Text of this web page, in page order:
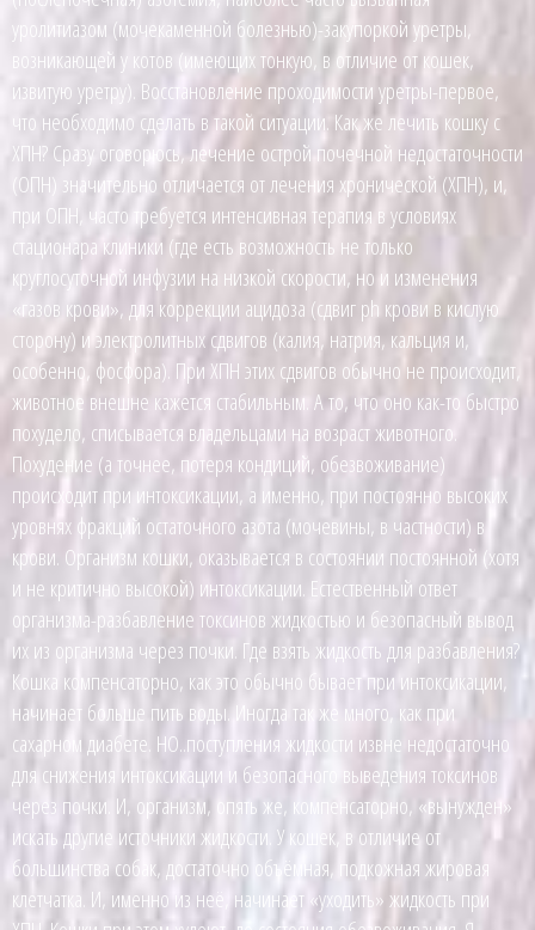
уролитиазом (мочекаменной болезнью)-закупоркой уретры,
возникающей у котов (имеющих тонкую, в отличие от кошек,
извитую уретру). Восстановление проходимости уретры-первое,
что необходимо сделать в такой ситуации. Как же лечить кошку с
ХПН? Сразу оговорюсь, лечение острой почечной недостаточности
(ОПН) значительно отличается от лечения хронической (ХПН), и,
при ОПН, часто требуется интенсивная терапия в условиях
стационара клиники (где есть возможность не только
круглосуточной инфузии на низкой скорости, но и изменения
«газов крови», для коррекции ацидоза (сдвиг ph крови в кислую
сторону) и электролитных сдвигов (калия, натрия, кальция и,
особенно, фосфора). При ХПН этих сдвигов обычно не происходит,
животное внешне кажется стабильным. А то, что оно как-то быстро
похудело, списывается владельцами на возраст животного.
Похудение (а точнее, потеря кондиций, обезвоживание)
происходит при интоксикации, а именно, при постоянно высоких
уровнях фракций остаточного азота (мочевины, в частности) в
крови. Организм кошки, оказывается в состоянии постоянной (хотя
и не критично высокой) интоксикации. Естественный ответ
организма-разбавление токсинов жидкостью и безопасный вывод
их из организма через почки. Где взять жидкость для разбавления?
Кошка компенсаторно, как это обычно бывает при интоксикации,
начинает больше пить воды. Иногда так же много, как при
сахарном диабете. НО..поступления жидкости извне недостаточно
для снижения интоксикации и безопасного выведения токсинов
через почки. И, организм, опять же, компенсаторно, «вынужден»
искать другие источники жидкости. У кошек, в отличие от
большинства собак, достаточно объёмная, подкожная жировая
клетчатка. И, именно из неё, начинает «уходить» жидкость при